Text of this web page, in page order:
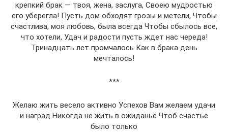
крепкий брак — твоя, жена, заслуга, Своею мудростью
его уберегла! Пусть дом обходят грозы и метели, Чтобы
счастлива, моя любовь, была всегда Чтобы сбылось все,
что хотели, Удач и радости пусть ждет нас череда!
Тринадцать лет промчалось Как в брака день
мечталось!
***
Желаю жить весело активно Успехов Вам желаем удачи
и наград Никогда не жить в ожиданье Чтоб счастье
было только